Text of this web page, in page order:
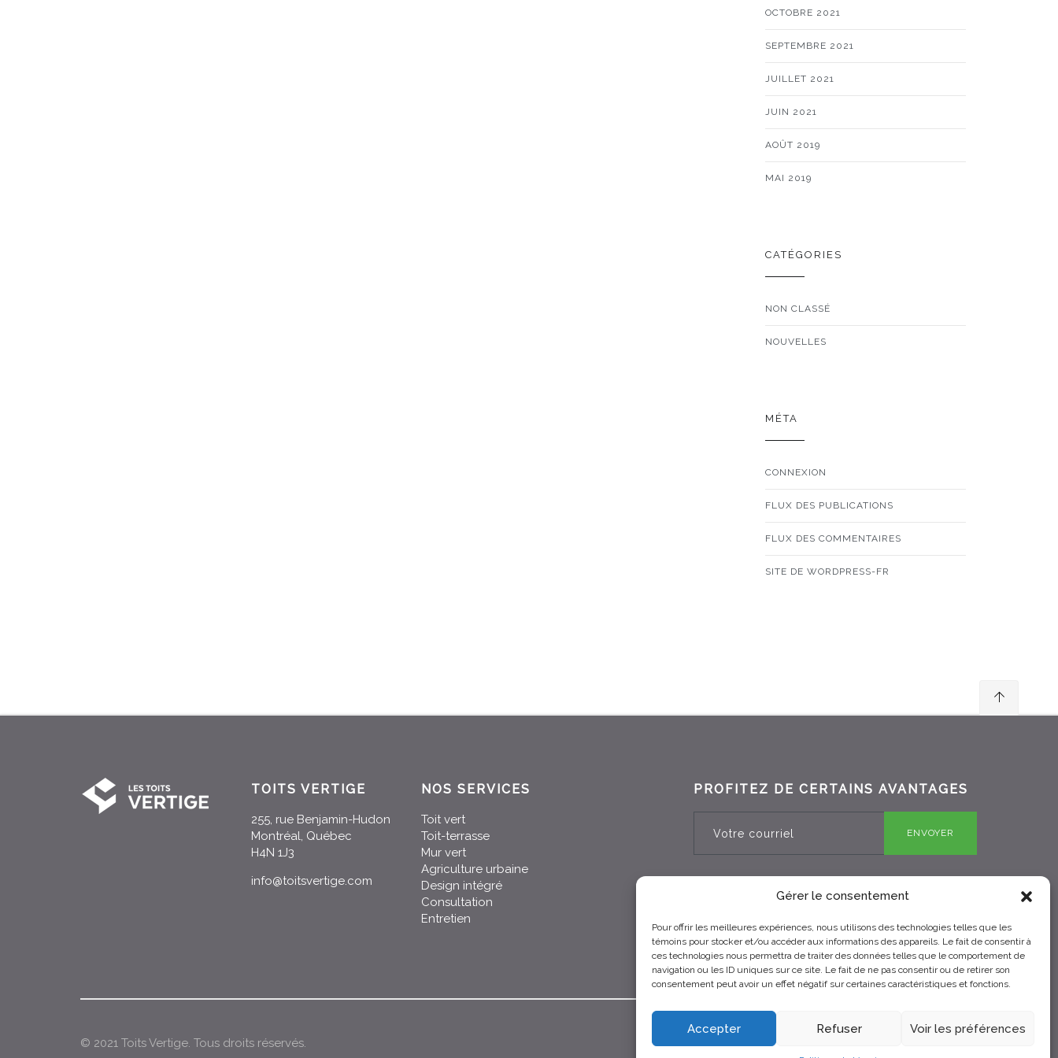
Gérer le consentement
Pour offrir les meilleures expériences, nous utilisons des technologies telles que les
témoins pour stocker et/ou accéder aux informations des appareils. Le fait de consentir à
ces technologies nous permettra de traiter des données telles que le comportement de
navigation ou les ID uniques sur ce site. Le fait de ne pas consentir ou de retirer son
consentement peut avoir un effet négatif sur certaines caractéristiques et fonctions.
Accepter Refuser Voir les préférences
OCTOBRE 2021
SEPTEMBRE 2021
JUILLET 2021
JUIN 2021
AOÛT 2019
MAI 2019
CATÉGORIES
NON CLASSÉ
NOUVELLES
MÉTA
CONNEXION
FLUX DES PUBLICATIONS
FLUX DES COMMENTAIRES
SITE DE WORDPRESS-FR
TOITS VERTIGE
255, rue Benjamin-Hudon
Montréal, Québec
H4N 1J3
info@toitsvertige.com
NOS SERVICES
Toit vert
Toit-terrasse
Mur vert
Agriculture urbaine
Design intégré
Consultation
Entretien
PROFITEZ DE CERTAINS AVANTAGES
ENVOYER
© 2021 Toits Vertige. Tous droits réservés.